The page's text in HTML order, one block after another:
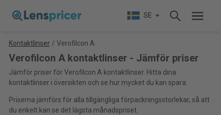
SE
Kontaktlinser / Verofilcon A
Verofilcon A kontaktlinser - Jämför priser
Jämför priser för Verofilcon A kontaktlinser. Hitta dina
kontaktlinser i översikten och se hur mycket du kan spara.
Priserna jämförs för alla tillgängliga förpackningsstorlekar, så att
du enkelt kan se det lägsta månadspriset.